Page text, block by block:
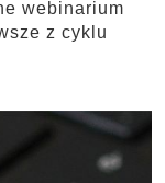
webinarium
z cyklu